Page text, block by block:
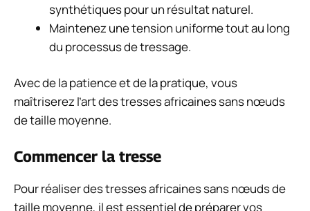
synthétiques pour un résultat naturel.
Maintenez une tension uniforme tout au long
du processus de tressage.
Avec de la patience et de la pratique, vous
maîtriserez l’art des tresses africaines sans nœuds
de taille moyenne.
Commencer la tresse
Pour réaliser des tresses africaines sans nœuds de
taille moyenne, il est essentiel de préparer vos